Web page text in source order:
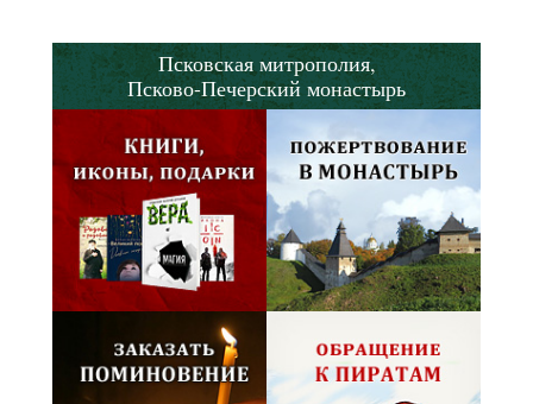
Псковская митрополия,
Псково-Печерский монастырь